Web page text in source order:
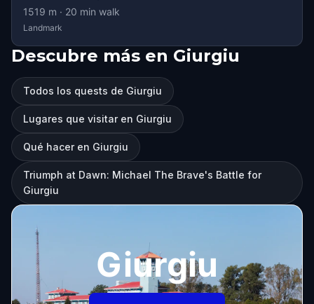
1519 m · 20 min walk
Landmark
Descubre más en Giurgiu
Todos los quests de Giurgiu
Lugares que visitar en Giurgiu
Qué hacer en Giurgiu
Triumph at Dawn: Michael The Brave's Battle for
Giurgiu
Giurgiu